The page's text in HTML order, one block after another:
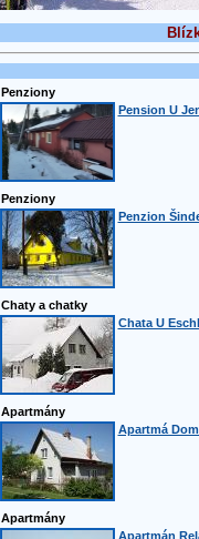
Penziony
Pension U
Penziony
Penzion
Chaty a chatky
Chata U
Apartmány
Apartmá
Apartmány
Apartmán